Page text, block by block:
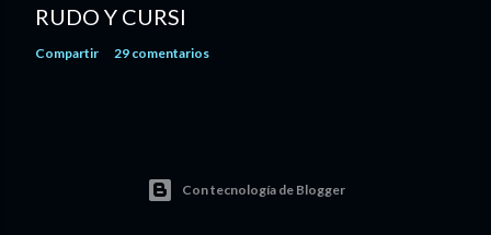
RUDO Y CURSI
Compartir 29 comentarios
Con tecnología de Blogger